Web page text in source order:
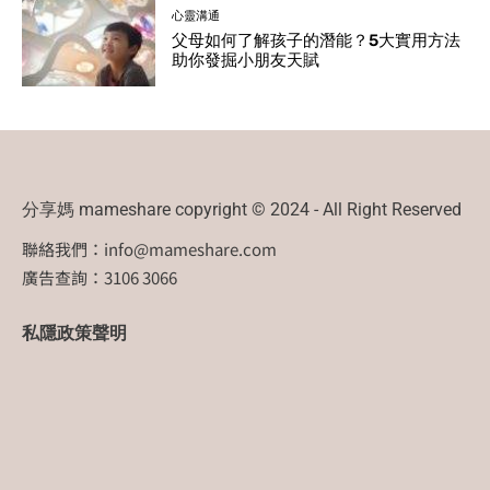
心靈溝通
父母如何了解孩子的潛能？5大實用方法
助你發掘小朋友天賦
分享媽 mameshare copyright © 2024 - All Right Reserved
聯絡我們： info@mameshare.com
廣告查詢：3106 3066
私隱政策聲明